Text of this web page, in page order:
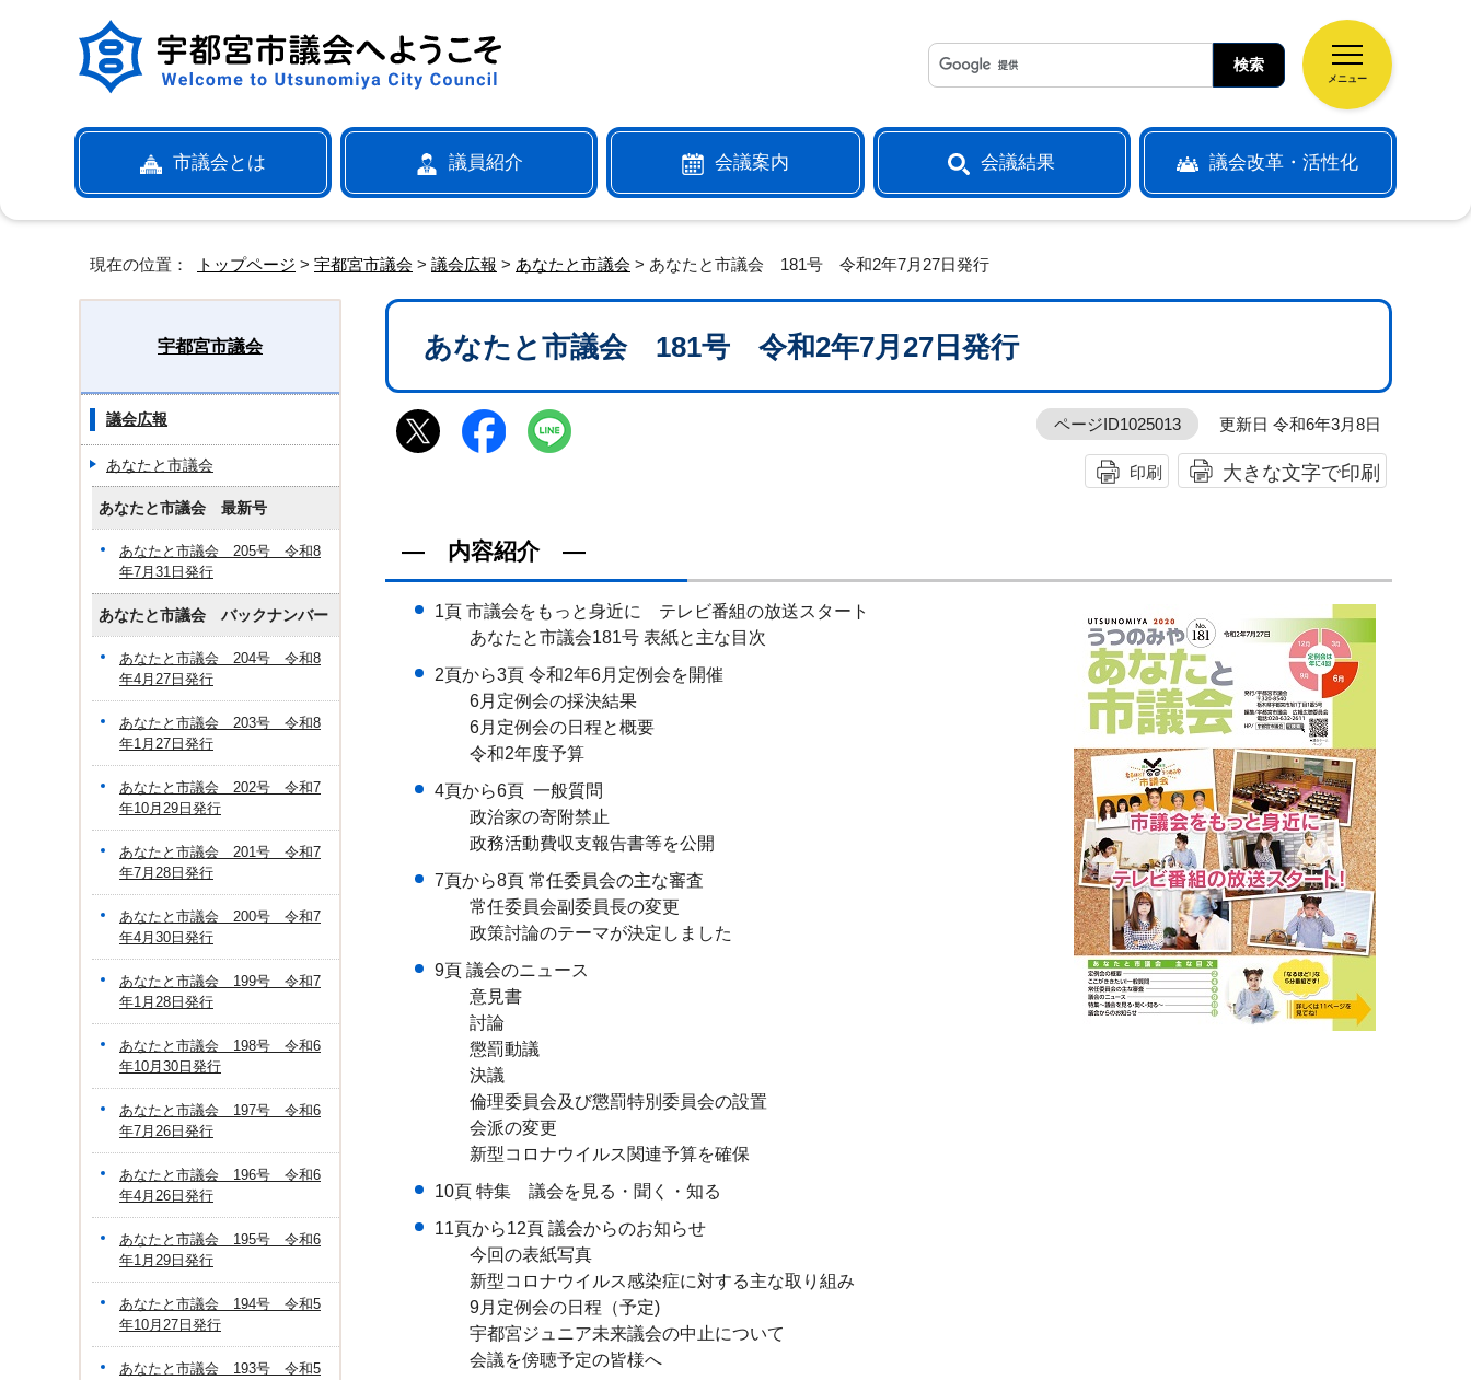
メニュー
市議会とは 議員紹介 会議案内 会議結果 議会改革・活性化
現在の位置： トップページ > 宇都宮市議会 > 議会広報 > あなたと市議会 > あなたと市議会 181号 令和2年7月27日発行
あなたと市議会 181号 令和2年7月27日発行
ページID1025013 更新日 令和6年3月8日
印刷 大きな文字で印刷
― 内容紹介 ―
1頁 市議会をもっと身近に テレビ番組の放送スタート
あなたと市議会181号 表紙と主な目次
2頁から3頁 令和2年6月定例会を開催
6月定例会の採決結果
6月定例会の日程と概要
令和2年度予算
4頁から6頁 一般質問
政治家の寄附禁止
政務活動費収支報告書等を公開
7頁から8頁 常任委員会の主な審査
常任委員会副委員長の変更
政策討論のテーマが決定しました
9頁 議会のニュース
意見書
討論
懲罰動議
決議
倫理委員会及び懲罰特別委員会の設置
会派の変更
新型コロナウイルス関連予算を確保
10頁 特集 議会を見る・聞く・知る
11頁から12頁 議会からのお知らせ
今回の表紙写真
新型コロナウイルス感染症に対する主な取り組み
9月定例会の日程（予定)
宇都宮ジュニア未来議会の中止について
会議を傍聴予定の皆様へ
宇都宮市議会
議会広報
あなたと市議会
あなたと市議会 最新号
あなたと市議会 205号 令和8
年7月31日発行
あなたと市議会 バックナンバー
あなたと市議会 204号 令和8
年4月27日発行
あなたと市議会 203号 令和8
年1月27日発行
あなたと市議会 202号 令和7
年10月29日発行
あなたと市議会 201号 令和7
年7月28日発行
あなたと市議会 200号 令和7
年4月30日発行
あなたと市議会 199号 令和7
年1月28日発行
あなたと市議会 198号 令和6
年10月30日発行
あなたと市議会 197号 令和6
年7月26日発行
あなたと市議会 196号 令和6
年4月26日発行
あなたと市議会 195号 令和6
年1月29日発行
あなたと市議会 194号 令和5
年10月27日発行
あなたと市議会 193号 令和5